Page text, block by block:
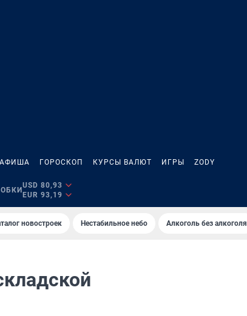
АФИША ГОРОСКОП КУРСЫ ВАЛЮТ ИГРЫ ZODY
USD 80,93
EUR 93,19
новостроек Нестабильное небо Алкоголь без алкоголя